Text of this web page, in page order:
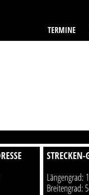
TERMINE
STRECKEN-
Längengrad:
Breitengrad: